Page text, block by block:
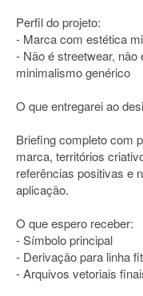
Perfil do projeto:
- Marca com estética
- Não é streetwear,
minimalismo genérico
O que entregarei ao
Briefing completo com
marca, territórios
referências positivas e
aplicação.
O que espero receber:
- Símbolo principal
- Derivação para linha
- Arquivos vetoriais